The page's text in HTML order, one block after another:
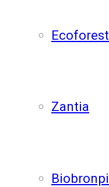
Ecoforest
Zantia
Biobronpi